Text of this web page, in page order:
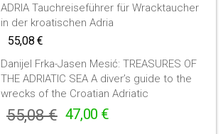
ADRIA Tauchreiseführer für Wracktaucher
in der kroatischen Adria
55,08 €
Danijel Frka-Jasen Mesić: TREASURES OF
THE ADRIATIC SEA A diver’s guide to the
wrecks of the Croatian Adriatic
55,08 € 47,00 €